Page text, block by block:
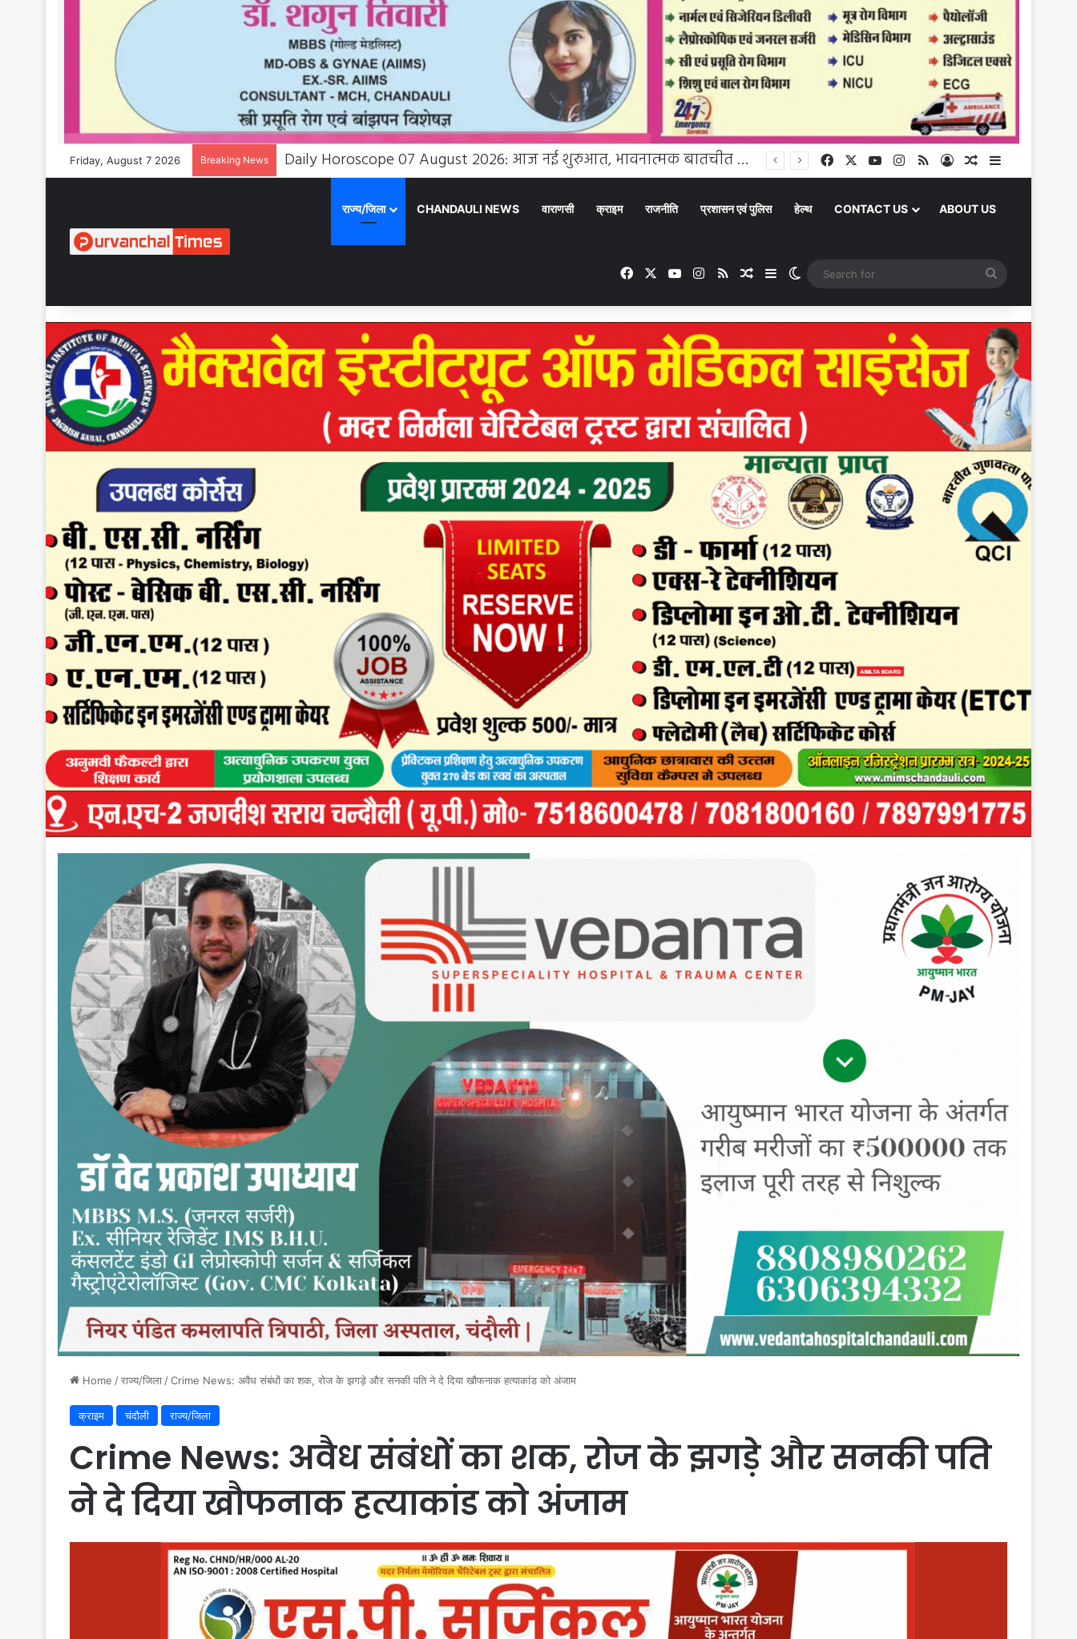
Friday, August 7 2026 Breaking News घूंघट की ओट से आत्मनिर्भरता तक: उर्मिला पटेल बनीं ग्रामीण महिला सशक्तिकरण की प्रेरक मिसाल Facebook YouTubeInstagram
RSS Log InRandom Article
राज्य/जिला CHANDAULI NEWS वाराणसी क्राइम राजनीति प्रशासन एवं पुलिस हेल्थ CONTACT US ABOUT US
Facebook YouTubeInstagram
RSS Random Article
SidebarSwitch skin
Home /राज्य/जिला /Crime News: अवैध संबंधों का शक, रोज के झगड़े और सनकी पति ने दे दिया खौफनाक हत्याकांड को अंजाम
क्राइम चंदौली राज्य/जिला
Crime News: अवैध संबंधों का शक, रोज के झगड़े और सनकी पति
ने दे दिया खौफनाक हत्याकांड को अंजाम